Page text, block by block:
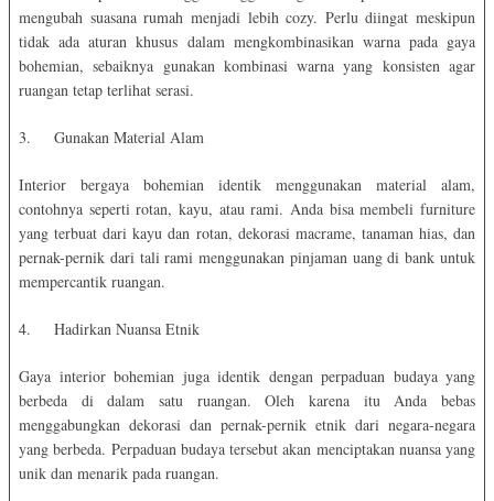
mengubah suasana rumah menjadi lebih cozy. Perlu diingat meskipun
tidak ada aturan khusus dalam mengkombinasikan warna pada gaya
bohemian, sebaiknya gunakan kombinasi warna yang konsisten agar
ruangan tetap terlihat serasi.
3. Gunakan Material Alam
Interior bergaya bohemian identik menggunakan material alam,
contohnya seperti rotan, kayu, atau rami. Anda bisa membeli furniture
yang terbuat dari kayu dan rotan, dekorasi macrame, tanaman hias, dan
pernak-pernik dari tali rami menggunakan pinjaman uang di bank untuk
mempercantik ruangan.
4. Hadirkan Nuansa Etnik
Gaya interior bohemian juga identik dengan perpaduan budaya yang
berbeda di dalam satu ruangan. Oleh karena itu Anda bebas
menggabungkan dekorasi dan pernak-pernik etnik dari negara-negara
yang berbeda. Perpaduan budaya tersebut akan menciptakan nuansa yang
unik dan menarik pada ruangan.